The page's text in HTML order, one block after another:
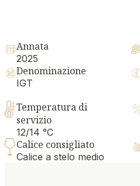
Annata
2025
Denominazione
IGT
Temperatura di
servizio
12/14 °C
Calice consigliato
Calice a stelo medio